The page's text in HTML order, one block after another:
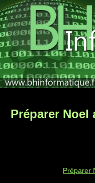
Préparer Noel
Préparer